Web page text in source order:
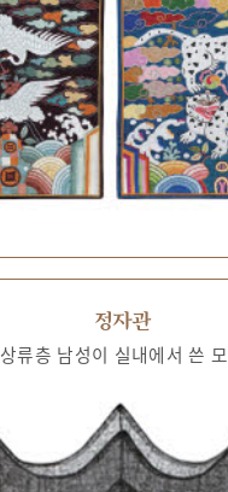
정자관
상류층 남성이 실내에서 쓴